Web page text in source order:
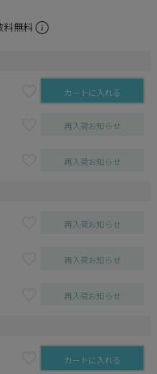
料無料
カートに入れる
再入荷お知らせ
再入荷お知らせ
再入荷お知らせ
再入荷お知らせ
再入荷お知らせ
カートに入れる